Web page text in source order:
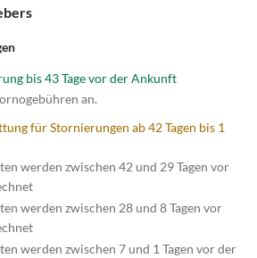
bis 43 Tage vor der Ankunft
an.
für Stornierungen ab 42 Tagen bis 1
werden zwischen 42 und 29 Tagen vor
werden zwischen 28 und 8 Tagen vor
werden zwischen 7 und 1 Tagen vor der